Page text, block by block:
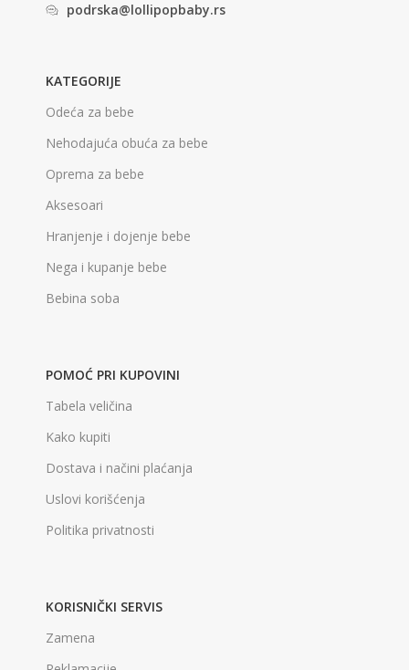
podrska@lollipopbaby.rs
KATEGORIJE
Odeća za bebe
Nehodajuća obuća za bebe
Oprema za bebe
Aksesoari
Hranjenje i dojenje bebe
Nega i kupanje bebe
Bebina soba
POMOĆ PRI KUPOVINI
Tabela veličina
Kako kupiti
Dostava i načini plaćanja
Uslovi korišćenja
Politika privatnosti
KORISNIČKI SERVIS
Zamena